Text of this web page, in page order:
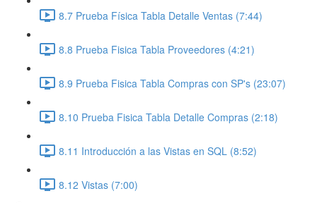
8.7 Prueba Física Tabla Detalle Ventas (7:44)
8.8 Prueba Fisica Tabla Proveedores (4:21)
8.9 Prueba Fisica Tabla Compras con SP's (23:07)
8.10 Prueba Fisica Tabla Detalle Compras (2:18)
8.11 Introducción a las Vistas en SQL (8:52)
8.12 Vistas (7:00)